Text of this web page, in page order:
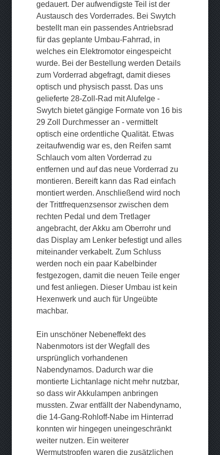
gedauert. Der aufwendigste Teil ist der
Austausch des Vorderrades. Bei Swytch
bestellt man ein passendes Antriebsrad
für das geplante Umbau-Fahrrad, in
welches ein Elektromotor eingespeicht
wurde. Bei der Bestellung werden Details
zum Vorderrad abgefragt, damit dieses
optisch und physisch passt. Das uns
gelieferte 28-Zoll-Rad mit Alufelge -
Swytch bietet gängige Formate von 16 bis
29 Zoll Durchmesser an - vermittelt
optisch eine ordentliche Qualität. Etwas
zeitaufwendig war es, den Reifen samt
Schlauch vom alten Vorderrad zu
entfernen und auf das neue Vorderrad zu
montieren. Bereift kann das Rad einfach
montiert werden. Anschließend wird noch
der Trittfrequenzsensor zwischen dem
rechten Pedal und dem Tretlager
angebracht, der Akku am Oberrohr und
das Display am Lenker befestigt und alles
miteinander verkabelt. Zum Schluss
werden noch ein paar Kabelbinder
festgezogen, damit die neuen Teile enger
und fest anliegen. Dieser Umbau ist kein
Hexenwerk und auch für Ungeübte
machbar.
Ein unschöner Nebeneffekt des
Nabenmotors ist der Wegfall des
ursprünglich vorhandenen
Nabendynamos. Dadurch war die
montierte Lichtanlage nicht mehr nutzbar,
so dass wir Akkulampen anbringen
mussten. Zwar entfällt der Nabendynamo,
die 14-Gang-Rohloff-Nabe im Hinterrad
konnten wir hingegen uneingeschränkt
weiter nutzen. Ein weiterer
Wermutstropfen waren die zusätzlichen